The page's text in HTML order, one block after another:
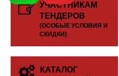
УЧАСТНИКАМ
ТЕНДЕРОВ
(ОСОБЫЕ УСЛОВИЯ И
СКИДКИ)
КАТАЛОГ